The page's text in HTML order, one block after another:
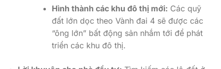
Hình thành các khu đô thị mới: Các quỹ
đất lớn dọc theo Vành đai 4 sẽ được các
“ông lớn” bất động sản nhắm tới để phát
triển các khu đô thị.